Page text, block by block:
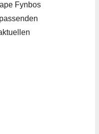
Fynbos